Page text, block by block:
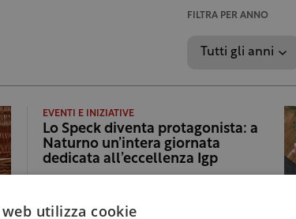
FILTRA PER ANNO
EVENTI E INIZIATIVE
Lo Speck diventa protagonista: a
Naturno un’intera giornata
dedicata all’eccellenza Igp
utilizza cookie